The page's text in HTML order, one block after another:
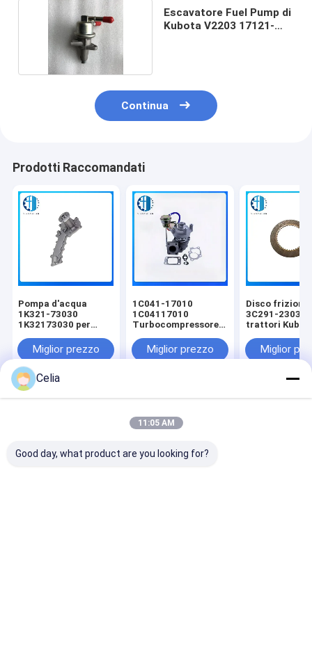
Escavatore Fuel Pump di
Kubota V2203 17121-
Continua
Prodotti Raccomandati
Pompa d'acqua
1K321-73030
1K32173030 per
D1703 D1803 Motore
a carrello ricambi
per macchine da
costruzione
Miglior prezzo
1C041-17010
1C04117010
Turbocompressore
Kubota V3307
trattore M8200
Miglior prezzo
Disco frizione
3C291-23030
trattori
M7040 M5040
M5140 M8540,
ricambi
macchine
Miglior
Casa Circa noi Contattaci
Desktop Site
Mappa del sito
Informativa sulla privacy
Reserved.
Celia
11:05 AM
Good day, what product are you looking for?